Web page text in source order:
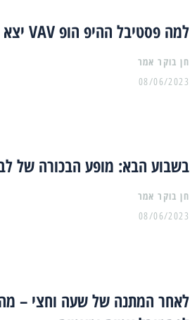
למה פסטיבל ההיפ הופ VAV יצא מרובע ו'?
08/06/2023
בשבוע הבא: מופע הבכורה של
08/06/2023
לאחר המתנה של שעה וחצי –